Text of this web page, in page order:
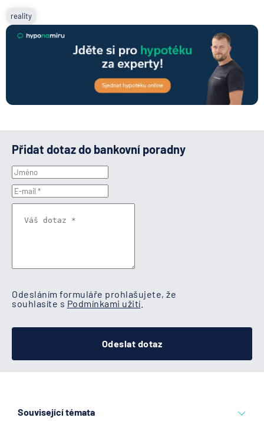
reality
Přidat dotaz do bankovní poradny
Odesláním formuláře prohlašujete, že
souhlasíte s Podmínkami užití
Odeslat dotaz
Související témata